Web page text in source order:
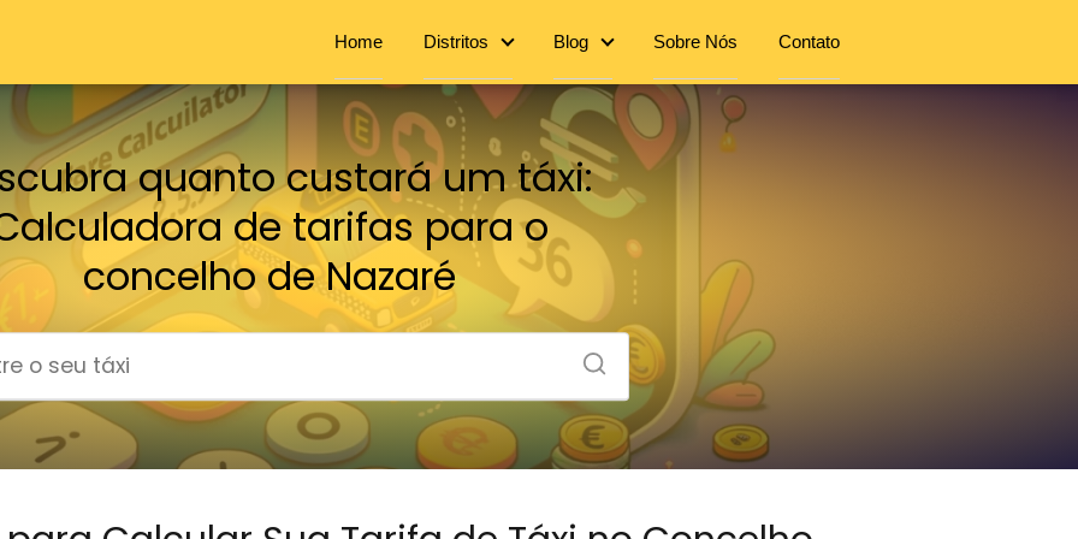
Home Distritos Blog Sobre Nós Contato
quanto custará um táxi:
de tarifas para o
concelho de Nazaré